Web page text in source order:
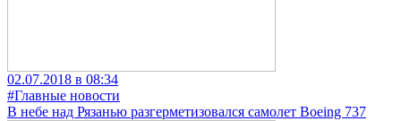
02.07.2018 в 08:34
#Главные новости
В небе над Рязанью разгерметизовался самолет Boeing 737